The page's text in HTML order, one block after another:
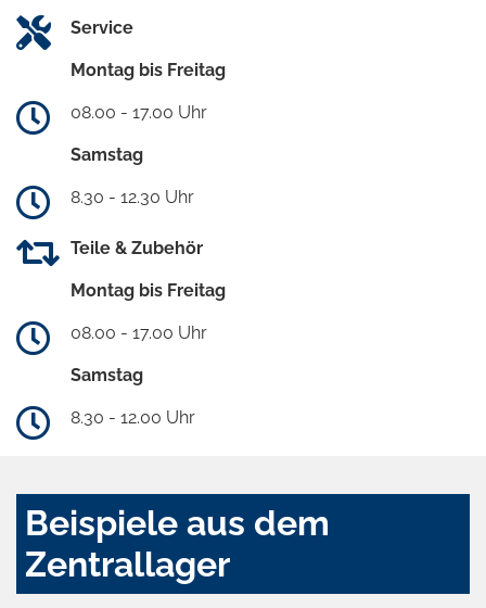
Service
Montag bis Freitag
08.00 - 17.00 Uhr
Samstag
8.30 - 12.30 Uhr
Teile & Zubehör
Montag bis Freitag
08.00 - 17.00 Uhr
Samstag
8.30 - 12.00 Uhr
Beispiele aus dem
Zentrallager